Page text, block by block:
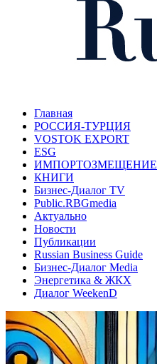
Главная
РОССИЯ-ТУРЦИЯ
VOSTOK EXPORT
ESG
ИМПОРТОЗМЕЩЕНИЕ
КНИГИ
Бизнес-Диалог TV
Public.RBGmedia
Актуально
Новости
Публикации
Russian Business Guide
Бизнес-Диалог Media
Энергетика & ЖКХ
Диалог WeekenD